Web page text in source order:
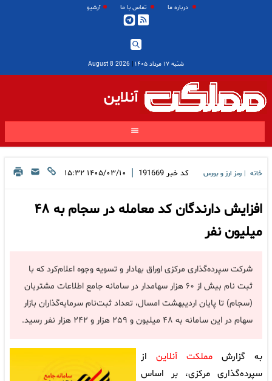
درباره ما تماس با ما آرشیو
شنبه ۱۷ مرداد ۱۴۰۵ |
2026 August 8
آنلاین
خانه رمز ارز و بورس کد خبر 191669
| ۱۴۰۵/۰۳/۱۰ ۱۵:۳۲
افزایش دارندگان کد معامله در سجام به ۴۸
میلیون نفر
شرکت سپرده‌گذاری مرکزی اوراق بهادار و تسویه وجوه اعلام‌کرد که با
ثبت نام بیش از ۶۰ هزار سهامدار در سامانه جامع اطلاعات مشتریان
(سجام) تا پایان اردیبهشت امسال، تعداد ثبت‌نام سرمایه‌گذاران بازار
سهام در این سامانه به ۴۸ میلیون و ۲۵۹ هزار و ۲۴۲ هزار نفر رسید.
به گزارش مملکت آنلاین از
سپرده‌گذاری مرکزی، بر اساس